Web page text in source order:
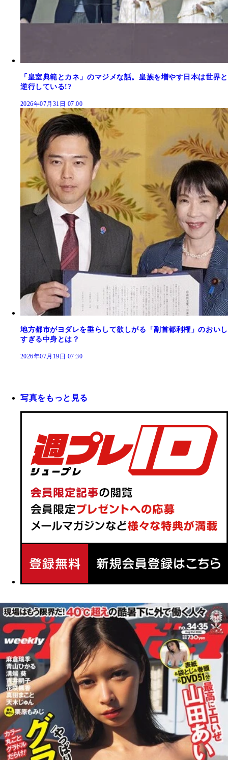
「皇室典範とカネ」のマジメな話。皇族を増やす日本は世界と
逆行している!?
2026年07月31日 07:00
地方都市がヨダレを垂らして欲しがる「副首都利権」のおいし
すぎる中身とは？
2026年07月19日 07:30
写真をもっと見る